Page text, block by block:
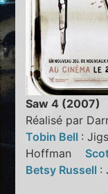
Saw 4 (2007)
Réalisé par
Tobin Bell :
Hoffman
Betsy Russell :